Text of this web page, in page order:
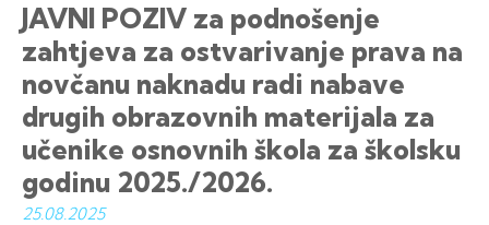
JAVNI POZIV za podnošenje
zahtjeva za ostvarivanje prava na
novčanu naknadu radi nabave
drugih obrazovnih materijala za
učenike osnovnih škola za školsku
godinu 2025./2026.
25.08.2025